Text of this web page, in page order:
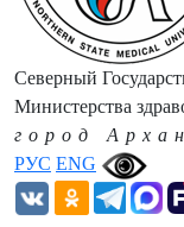
РУС ENG
Северный
Министерства
город